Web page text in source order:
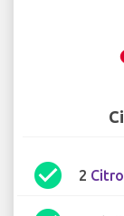
check_circle 2